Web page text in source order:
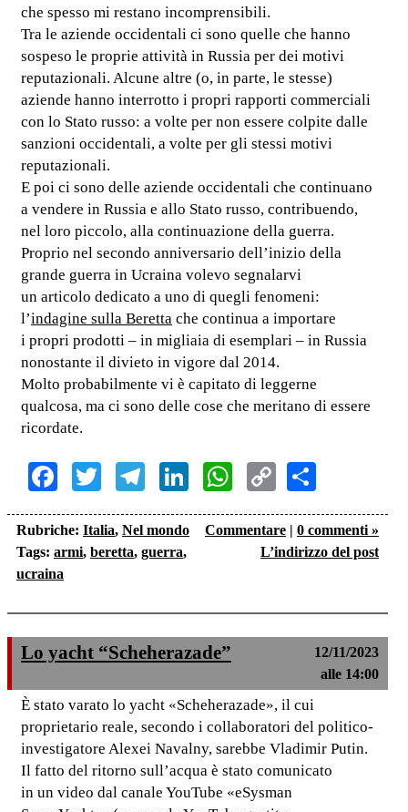
che spesso mi restano incomprensibili.
Tra le aziende occidentali ci sono quelle che hanno
sospeso le proprie attività in Russia per dei motivi
reputazionali. Alcune altre (o, in parte, le stesse)
aziende hanno interrotto i propri rapporti commerciali
con lo Stato russo: a volte per non essere colpite dalle
sanzioni occidentali, a volte per gli stessi motivi
reputazionali.
E poi ci sono delle aziende occidentali che continuano
a vendere in Russia e allo Stato russo, contribuendo,
nel loro piccolo, alla continuazione della guerra.
Proprio nel secondo anniversario dell’inizio della
grande guerra in Ucraina volevo segnalarvi
un articolo dedicato a uno di quegli fenomeni:
l’indagine sulla Beretta che continua a importare
i propri prodotti – in migliaia di esemplari – in Russia
nonostante il divieto in vigore dal 2014.
Molto probabilmente vi è capitato di leggerne
qualcosa, ma ci sono delle cose che meritano di essere
ricordate.
Facebook
TwitterTelegram
LinkedInWhatsApp
Copy
Link
Rubriche: Italia, Nel mondo
Tags: armi, beretta, guerra,
ucraina
Commentare | 0 commenti »
L’indirizzo del post
Lo yacht “Scheherazade”
12/11/2023
alle 14:00
È stato varato lo yacht «Scheherazade», il cui
proprietario reale, secondo i collaboratori del politico-
investigatore Alexei Navalny, sarebbe Vladimir Putin.
Il fatto del ritorno sull’acqua è stato comunicato
in un video dal canale YouTube «eSysman